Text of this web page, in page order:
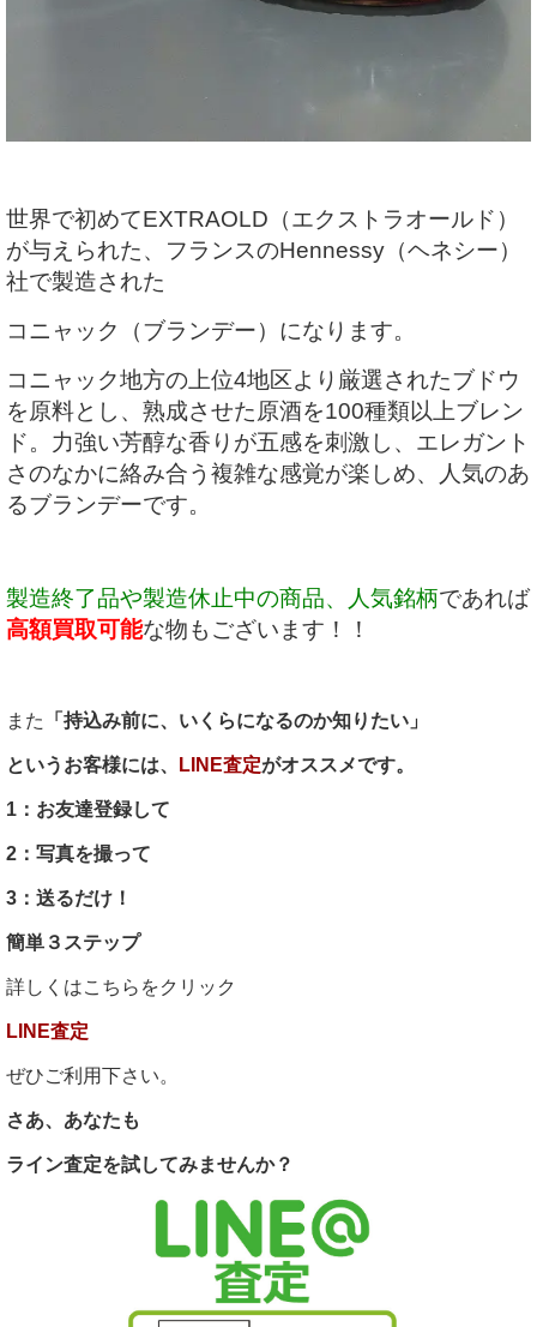
世界で初めてEXTRAOLD（エクストラオールド）
が与えられた、フランスのHennessy（ヘネシー）
社で製造された
コニャック（ブランデー） になります。
コニャック地方の上位4地区より厳選されたブドウ
を原料とし、熟成させた原酒を100種類以上ブレン
ド。力強い芳醇な香りが五感を刺激し、 エレガント
さのなかに絡み合う複雑な感覚が楽しめ、人気のあ
るブランデーです。
製造終了品や製造休止中の商品、人気銘柄であれば
高額買取可能な物もございます！！
また 「持込み前に、いくらになるのか知りたい」
というお客様には、 LINE査定がオススメです。
1：お友達登録して
2：写真を撮って
3：送るだけ！
簡単３ステップ
詳しくはこちらをクリック
LINE査定
ぜひご利用下さい。
さあ、あなたも
ライン査定を試してみませんか？